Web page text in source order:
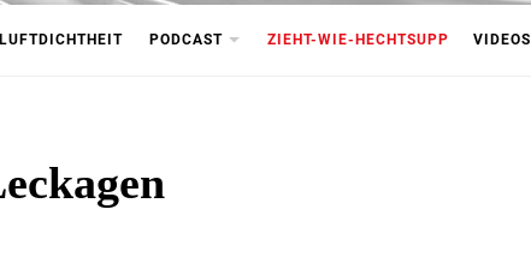
LUFTDICHTHEIT PODCAST ZIEHT-WIE-HECHTSUPP VIDEOS